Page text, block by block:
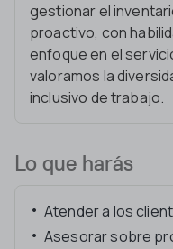
gestionar el
proactivo, con
enfoque en el
valoramos la
inclusivo de trabajo.
Lo que harás
Atender a los
Asesorar sobre